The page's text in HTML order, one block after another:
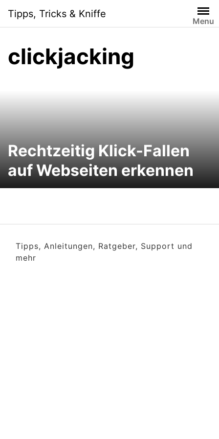
content
Tipps, Tricks & Kniffe
Menu
clickjacking
Rechtzeitig Klick-Fallen
auf Webseiten erkennen
Tipps, Anleitungen, Ratgeber, Support und
mehr